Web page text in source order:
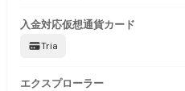
入金対応仮想通貨カード
Tria
エクスプローラー